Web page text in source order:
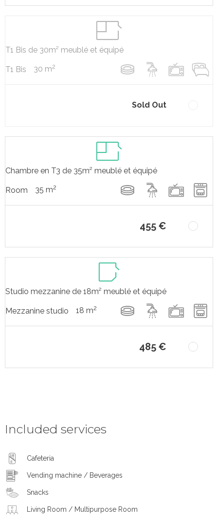
T1 Bis de 30m² meublé et équipé
T1 Bis 30 m2
Sold Out
Chambre en T3 de 35m² meublé et équipé
Room 35 m2
455 €
Studio mezzanine de 18m² meublé et équipé
Mezzanine studio 18 m2
485 €
Included services
Cafeteria
Vending machine / Beverages
Snacks
Living Room / Multipurpose Room